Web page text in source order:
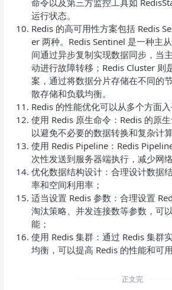
运行状态。
Redis 的高可用性方案包括 Redis
er 两种。Redis Sentinel 是一种主
间通过异步复制实现数据同步，当
动进行故障转移；Redis Cluster 则
案，通过将数据分片存储在不同的
散存储和负载均衡。
Redis 的性能优化可以从多个方面
使用 Redis 原生命令：Redis 的原
以避免不必要的数据转换和复杂计算
使用 Redis Pipeline：Redis
次性发送到服务器端执行，减少网
优化数据结构设计：合理设计数据
率和空间利用率；
适当设置 Redis 参数：合理设置
淘汰策略、并发连接数等参数，可
能；
使用 Redis 集群：通过 Redis 集群
均衡，可以提高 Redis 的性能和可用
正文完